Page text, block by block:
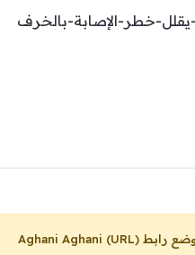
يقلل-خطر-الإصابة-بالخرف
Aghani Aghani (URL)